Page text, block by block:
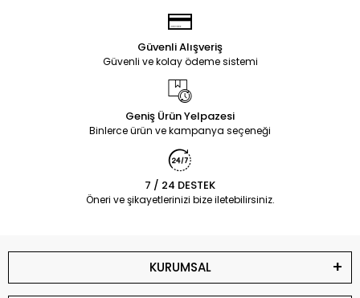
Güvenli Alışveriş
Güvenli ve kolay ödeme sistemi
Geniş Ürün Yelpazesi
Binlerce ürün ve kampanya seçeneği
7 / 24 DESTEK
Öneri ve şikayetlerinizi bize iletebilirsiniz.
KURUMSAL